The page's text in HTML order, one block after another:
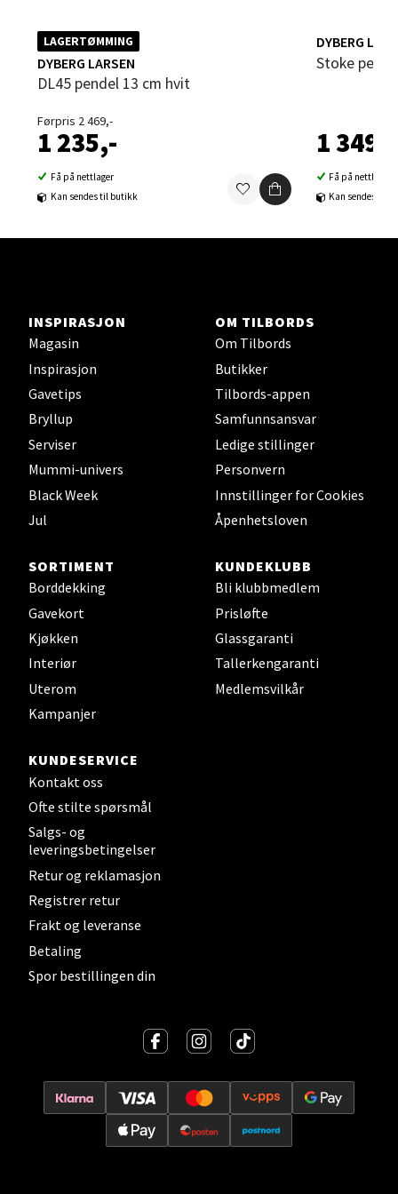
LAGERTØMMING
DYBERG LARSEN
DL45 pendel 13 cm hvit
Førpris 2 469,-
1 235,-
Få på nettlager
Kan sendes til butikk
DYBERG
Stoke
1 349,-
Få på nettlager
Kan sendes til
INSPIRASJON
Magasin
Inspirasjon
Gavetips
Bryllup
Serviser
Mummi-univers
Black Week
Jul
OM TILBORDS
Om Tilbords
Butikker
Tilbords-appen
Samfunnsansvar
Ledige stillinger
Personvern
Innstillinger for Cookies
Åpenhetsloven
SORTIMENT
Borddekking
Gavekort
Kjøkken
Interiør
Uterom
Kampanjer
KUNDEKLUBB
Bli klubbmedlem
Prisløfte
Glassgaranti
Tallerkengaranti
Medlemsvilkår
KUNDESERVICE
Kontakt oss
Ofte stilte spørsmål
Salgs- og
leveringsbetingelser
Retur og reklamasjon
Registrer retur
Frakt og leveranse
Betaling
Spor bestillingen din
0 i butikk
Steinkjer - Thon Senter Steinkjer
Åpent i dag 10-20
Leirvik - Stord
Torgbakken 2, 5401 Stord
Åpent i dag 10-17
0 i butikk
Oslo - Thon Senter Storo
Vitaminveien 7 - 9, 0485 Oslo
Åpent i dag 10-21
0 i butikk
Lillehammer - Strandtorget
Strandtorget, 2609 Lillehammer
Åpent i dag 09-20
0 i butikk
Strømmen - Thon Senter Strømmen
Støperivn. 5, 2010 Strømmen
Åpent i dag 10-21